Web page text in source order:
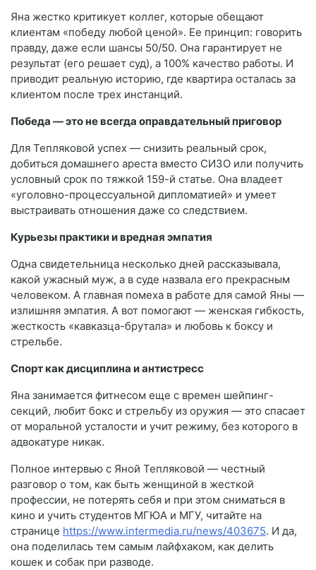
Яна жестко критикует коллег, которые обещают
клиентам «победу любой ценой». Ее принцип: говорить
правду, даже если шансы 50/50. Она гарантирует не
результат (его решает суд), а 100% качество работы. И
приводит реальную историю, где квартира осталась за
клиентом после трех инстанций.
Победа — это не всегда оправдательный приговор
Для Тепляковой успех — снизить реальный срок,
добиться домашнего ареста вместо СИЗО или получить
условный срок по тяжкой 159-й статье. Она владеет
«уголовно-процессуальной дипломатией» и умеет
выстраивать отношения даже со следствием.
Курьезы практики и вредная эмпатия
Одна свидетельница несколько дней рассказывала,
какой ужасный муж, а в суде назвала его прекрасным
человеком. А главная помеха в работе для самой Яны —
излишняя эмпатия. А вот помогают — женская гибкость,
жесткость «кавказца-брутала» и любовь к боксу и
стрельбе.
Спорт как дисциплина и антистресс
Яна занимается фитнесом еще с времен шейпинг-
секций, любит бокс и стрельбу из оружия — это спасает
от моральной усталости и учит режиму, без которого в
адвокатуре никак.
Полное интервью с Яной Тепляковой — честный
разговор о том, как быть женщиной в жесткой
профессии, не потерять себя и при этом сниматься в
кино и учить студентов МГЮА и МГУ, читайте на
странице https://www.intermedia.ru/news/403675. И да,
она поделилась тем самым лайфхаком, как делить
кошек и собак при разводе.